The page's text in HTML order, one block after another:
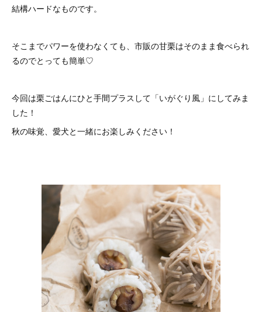
結構ハードなものです。
そこまでパワーを使わなくても、市販の甘栗はそのまま食べられ
るのでとっても簡単♡
今回は栗ごはんにひと手間プラスして「いがぐり風」にしてみま
した！
秋の味覚、愛犬と一緒にお楽しみください！